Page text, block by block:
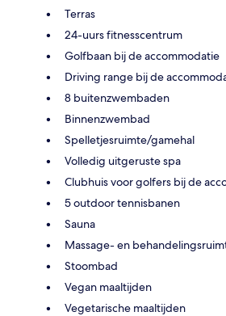
Terras
24-uurs fitnesscentrum
Golfbaan bij de accommodatie
Driving range bij de
8 buitenzwembaden
Binnenzwembad
Spelletjesruimte/gamehal
Volledig uitgeruste spa
Clubhuis voor golfers bij de
5 outdoor tennisbanen
Sauna
Massage- en
Stoombad
Vegan maaltijden
Vegetarische maaltijden